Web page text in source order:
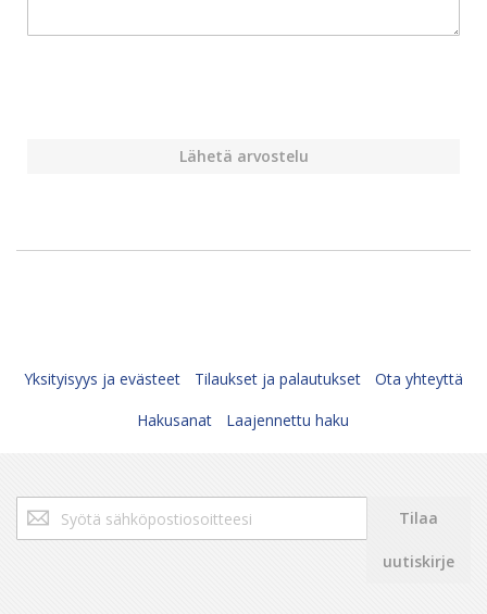
Lähetä arvostelu
Yksityisyys ja evästeet Tilaukset ja palautukset
Ota yhteyttä
Hakusanat
Laajennettu haku
Tilaa
uutiskirjeemme:
Tilaa
uutiskirje